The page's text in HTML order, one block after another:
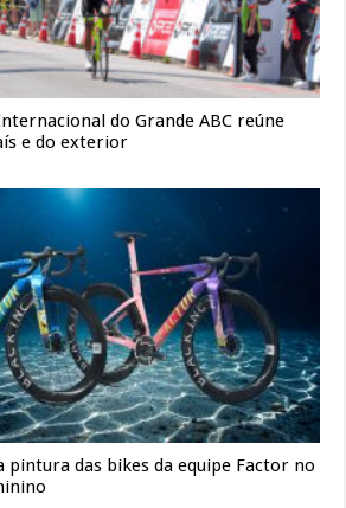
do Grande ABC reúne
e do exterior
pintura das bikes da equipe Factor no